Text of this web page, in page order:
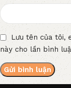
Lưu tên của tôi,
này cho lần bình